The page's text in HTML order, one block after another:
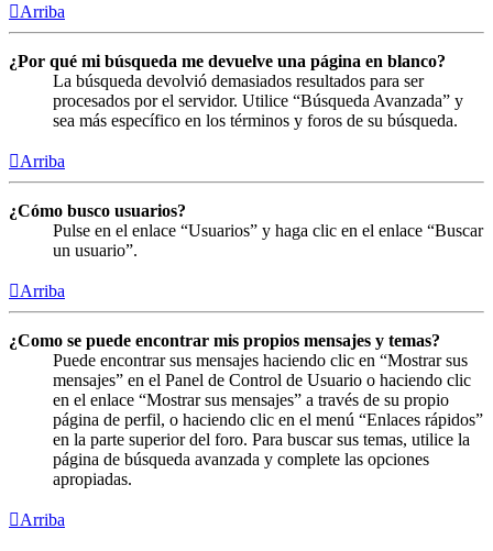
Arriba
¿Por qué mi búsqueda me devuelve una página en blanco?
La búsqueda devolvió demasiados resultados para ser
procesados por el servidor. Utilice “Búsqueda Avanzada” y
sea más específico en los términos y foros de su búsqueda.
Arriba
¿Cómo busco usuarios?
Pulse en el enlace “Usuarios” y haga clic en el enlace “Buscar
un usuario”.
Arriba
¿Como se puede encontrar mis propios mensajes y temas?
Puede encontrar sus mensajes haciendo clic en “Mostrar sus
mensajes” en el Panel de Control de Usuario o haciendo clic
en el enlace “Mostrar sus mensajes” a través de su propio
página de perfil, o haciendo clic en el menú “Enlaces rápidos”
en la parte superior del foro. Para buscar sus temas, utilice la
página de búsqueda avanzada y complete las opciones
apropiadas.
Arriba